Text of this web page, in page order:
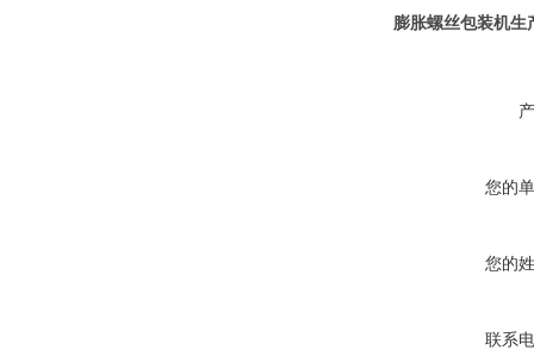
膨胀螺丝包装机生
您的
您的
联系